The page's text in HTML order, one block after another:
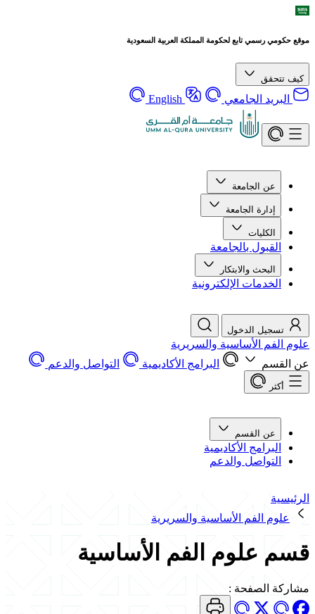
موقع حكومي رسمي تابع لحكومة المملكة العربية السعودية
كيف تتحقق
البريد الجامعي English
عن الجامعة
إدارة الجامعة
الكليات
القبول بالجامعة
البحث والابتكار
الخدمات الإلكترونية
تسجيل الدخول
علوم الفم الأساسية والسريرية
عن القسم
البرامج الأكاديمية التواصل والدعم
أكثر
عن القسم
البرامج الأكاديمية
التواصل والدعم
الرئيسية
علوم الفم الأساسية والسريرية
قسم علوم الفم الأساسية
مشاركة الصفحة :